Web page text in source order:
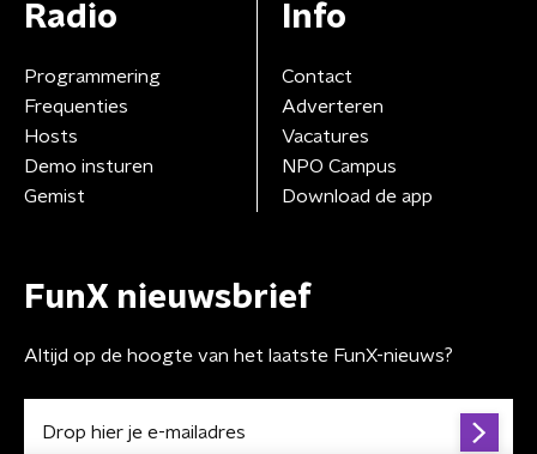
Radio
Programmering
Frequenties
Hosts
Demo insturen
Gemist
Info
Contact
Adverteren
Vacatures
NPO Campus
Download de app
FunX nieuwsbrief
Altijd op de hoogte van het laatste FunX-nieuws?